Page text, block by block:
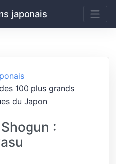
japonais
100 plus grands
du Japon
: